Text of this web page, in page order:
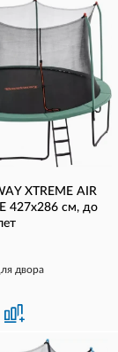
XTREME AIR
427х286 см, до
двора